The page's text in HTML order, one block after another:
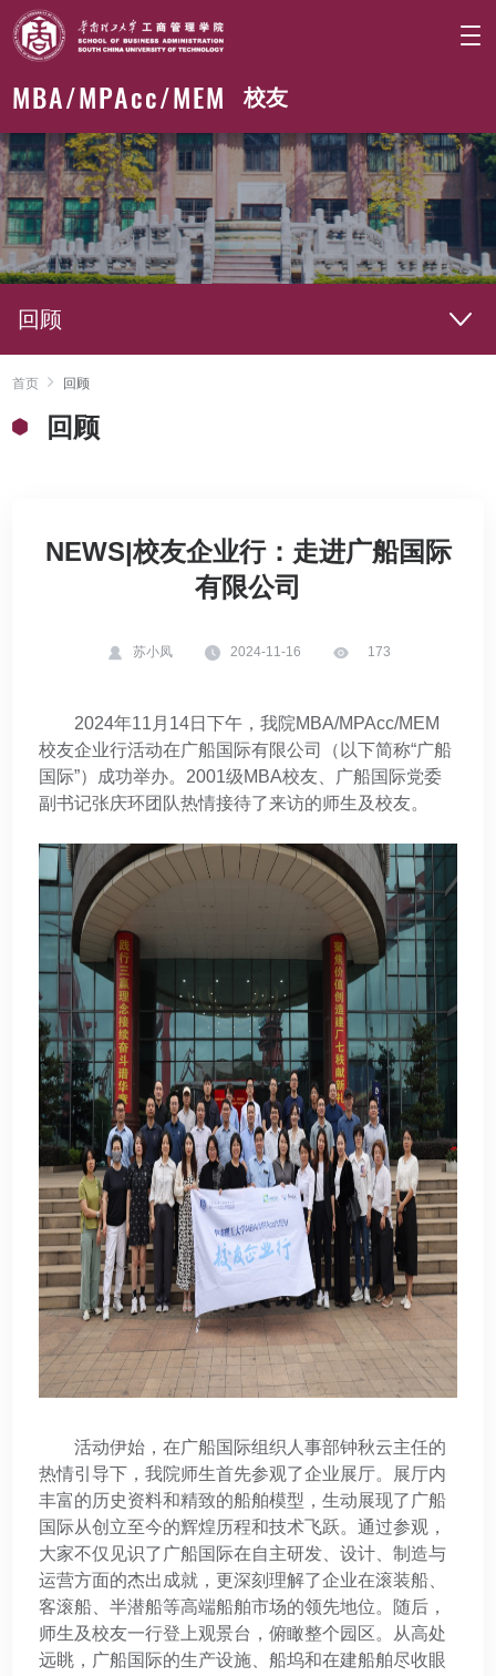
MBA/MPAcc/MEM 校友
回顾
首页 回顾
回顾
NEWS|校友企业行：走进广船国际
有限公司
苏小凤 2024-11-16 173
2024年11月14日下午，我院MBA/MPAcc/MEM
校友企业行活动在广船国际有限公司（以下简称“广船
国际”）成功举办。2001级MBA校友、广船国际党委
副书记张庆环团队热情接待了来访的师生及校友。
活动伊始，在广船国际组织人事部钟秋云主任的
热情引导下，我院师生首先参观了企业展厅。展厅内
丰富的历史资料和精致的船舶模型，生动展现了广船
国际从创立至今的辉煌历程和技术飞跃。通过参观，
大家不仅见识了广船国际在自主研发、设计、制造与
运营方面的杰出成就，更深刻理解了企业在滚装船、
客滚船、半潜船等高端船舶市场的领先地位。随后，
师生及校友一行登上观景台，俯瞰整个园区。从高处
远眺，广船国际的生产设施、船坞和在建船舶尽收眼